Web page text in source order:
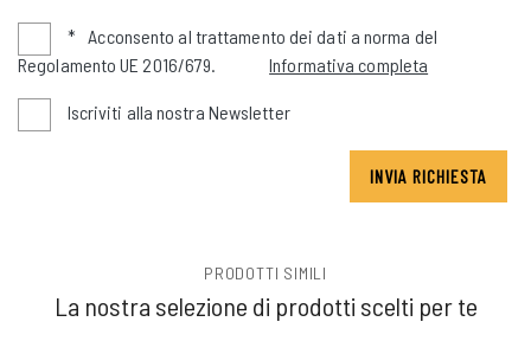
* Acconsento al trattamento dei dati a norma del
Regolamento UE 2016/679.
Informativa completa
Iscriviti alla nostra Newsletter
INVIA RICHIESTA
PRODOTTI SIMILI
La nostra selezione di prodotti scelti per te